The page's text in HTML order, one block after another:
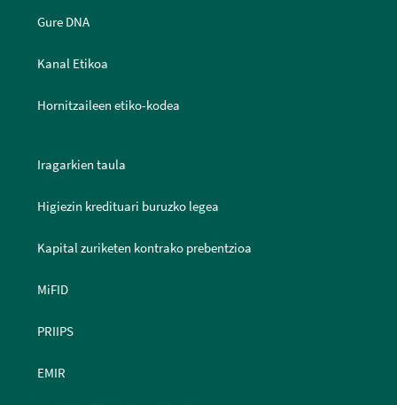
Gure DNA
Kanal Etikoa
Hornitzaileen etiko-kodea
Iragarkien taula
Higiezin kredituari buruzko legea
Kapital zuriketen kontrako prebentzioa
MiFID
PRIIPS
EMIR